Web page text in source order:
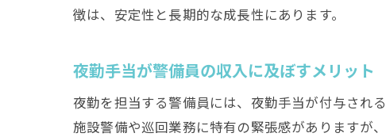
徴は、安定性と長期的な成長性にあります。
夜勤手当が警備員の収入に及ぼすメリット
夜勤を担当する警備員には、夜勤手当が付与され
施設警備や巡回業務に特有の緊張感がありますが